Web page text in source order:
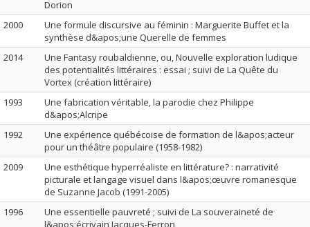
Dorion
2000
Une formule discursive au féminin : Marguerite Buffet et la
synthèse d&apos;une Querelle de femmes
2014
Une Fantasy roubaldienne, ou, Nouvelle exploration ludique
des potentialités littéraires : essai ; suivi de La Quête du
Vortex (création littéraire)
1993
Une fabrication véritable, la parodie chez Philippe
d&apos;Alcripe
1992
Une expérience québécoise de formation de l&apos;acteur
pour un théâtre populaire (1958-1982)
2009
Une esthétique hyperréaliste en littérature? : narrativité
picturale et langage visuel dans l&apos;œuvre romanesque
de Suzanne Jacob (1991-2005)
1996
Une essentielle pauvreté ; suivi de La souveraineté de
l&apos;écrivain Jacques-Ferron